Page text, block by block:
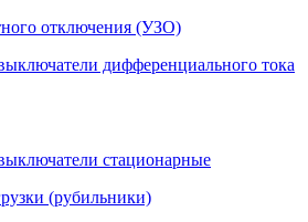
отключения (УЗО)
дифференциального тока
стационарные
(рубильники)